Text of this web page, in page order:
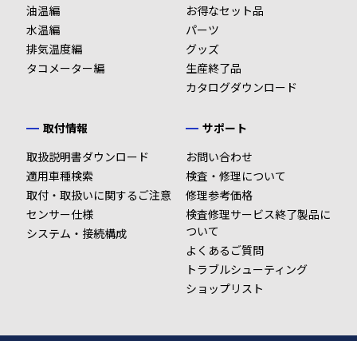
油温編
水温編
排気温度編
タコメーター編
お得なセット品
パーツ
グッズ
生産終了品
カタログダウンロード
取付情報
取扱説明書ダウンロード
適用車種検索
取付・取扱いに関するご注意
センサー仕様
システム・接続構成
サポート
お問い合わせ
検査・修理について
修理参考価格
検査修理サービス終了製品に
ついて
よくあるご質問
トラブルシューティング
ショップリスト